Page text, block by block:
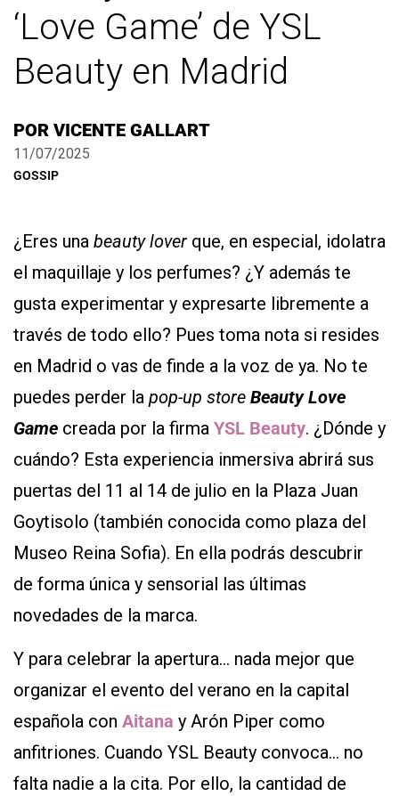
‘Love Game’ de YSL
Beauty en Madrid
POR VICENTE GALLART
11/07/2025
GOSSIP
¿Eres una beauty lover que, en especial, idolatra
el maquillaje y los perfumes? ¿Y además te
gusta experimentar y expresarte libremente a
través de todo ello? Pues toma nota si resides
en Madrid o vas de finde a la voz de ya. No te
puedes perder la pop-up store Beauty Love
Game creada por la firma YSL Beauty. ¿Dónde y
cuándo? Esta experiencia inmersiva abrirá sus
puertas del 11 al 14 de julio en la Plaza Juan
Goytisolo (también conocida como plaza del
Museo Reina Sofia). En ella podrás descubrir
de forma única y sensorial las últimas
novedades de la marca.
Y para celebrar la apertura… nada mejor que
organizar el evento del verano en la capital
española con Aitana y Arón Piper como
anfitriones. Cuando YSL Beauty convoca… no
falta nadie a la cita. Por ello, la cantidad de